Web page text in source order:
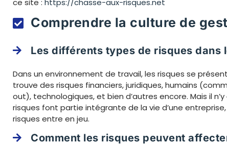
ce site : https://chasse-aux-risques.net
Comprendre la culture de
Les différents types de risques dans
Dans un environnement de travail, les risques se
trouve des risques financiers, juridiques, humains
out), technologiques, et bien d’autres encore. Mais il
risques font partie intégrante de la vie d’une
risques entre en jeu.
Comment les risques peuvent